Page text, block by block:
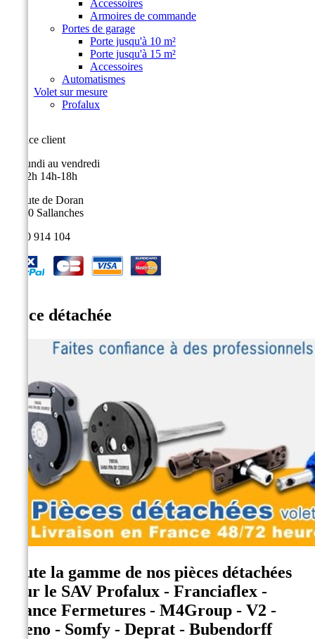
Accessoires
Armoires de commande
Portes de garage
Porte jusqu'à 10 m²
Porte jusqu'à 15 m²
Accessoires
Automatismes
Volet sur mesure
Profalux
Service client
Du lundi au vendredi
9h-12h 14h-18h
9, route de Doran
74700 Sallanches
04 50 914 104
Pièce détachée
Toute la gamme de nos pièces détachées
pour le SAV Profalux - Franciaflex -
France Fermetures - M4Group - V2 -
Eveno - Somfy - Deprat - Bubendorff